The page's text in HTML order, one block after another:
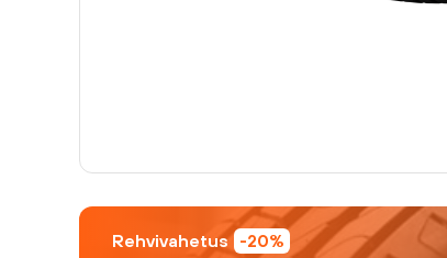
Rehvivahetus -20%